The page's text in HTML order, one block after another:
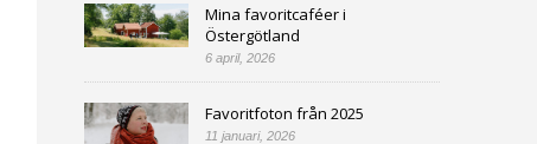
Mina favoritcaféer i
Östergötland
6 april, 2026
Favoritfoton från 2025
11 januari, 2026